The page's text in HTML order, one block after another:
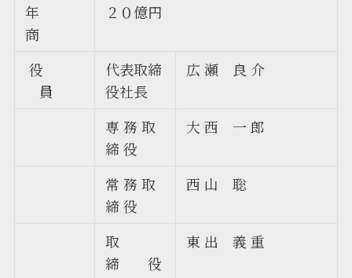
年
商
２０億円
役
員
代表取締
役社長
広 瀬 良 介
専 務 取
締 役
大 西 一 郎
常 務 取
締 役
西 山 聡
取
締 役
東 出 義 重